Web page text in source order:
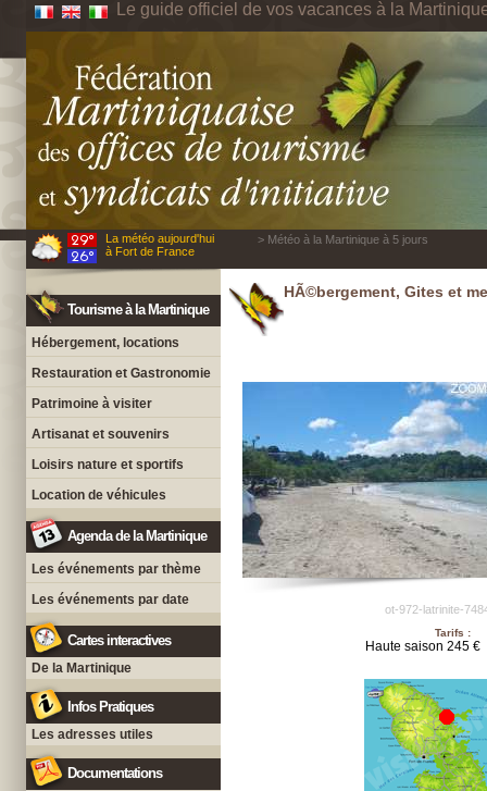
Le guide officiel de vos vacances à la
La météo aujourd'hui
à Fort de France
> Météo à la Martinique à 5 jours
Tourisme à la Martinique
Hébergement, locations
Restauration et Gastronomie
Patrimoine à visiter
Artisanat et souvenirs
Loisirs nature et sportifs
Location de véhicules
Agenda de la Martinique
Les événements par thème
Les événements par date
Cartes interactives
De la Martinique
Infos Pratiques
Les adresses utiles
Documentations
HÃ©bergement, Gites et
ot-972-latrinite-
Tarifs :
Haute saison 245 €